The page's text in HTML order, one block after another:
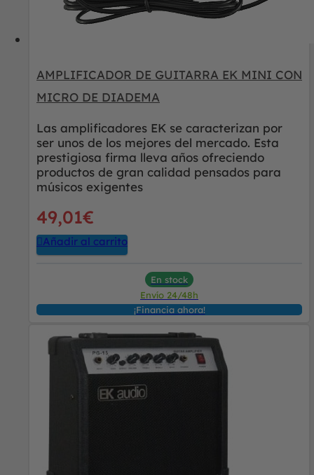
AMPLIFICADOR DE GUITARRA EK MINI CON
MICRO DE DIADEMA
Las amplificadores EK se caracterizan por
ser unos de los mejores del mercado. Esta
prestigiosa firma lleva años ofreciendo
productos de gran calidad pensados para
músicos exigentes
49,01€
Añadir al carrito
En stock
Envío 24/48h
¡Financia ahora!